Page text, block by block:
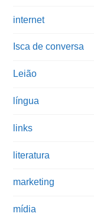
internet
Isca de conversa
Leião
língua
links
literatura
marketing
mídia